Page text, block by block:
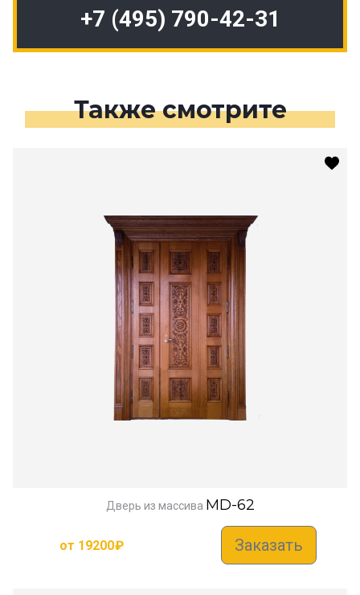
+7 (495) 790-42-31
Также смотрите
Дверь из массива MD-62
от 19200₽ Заказать